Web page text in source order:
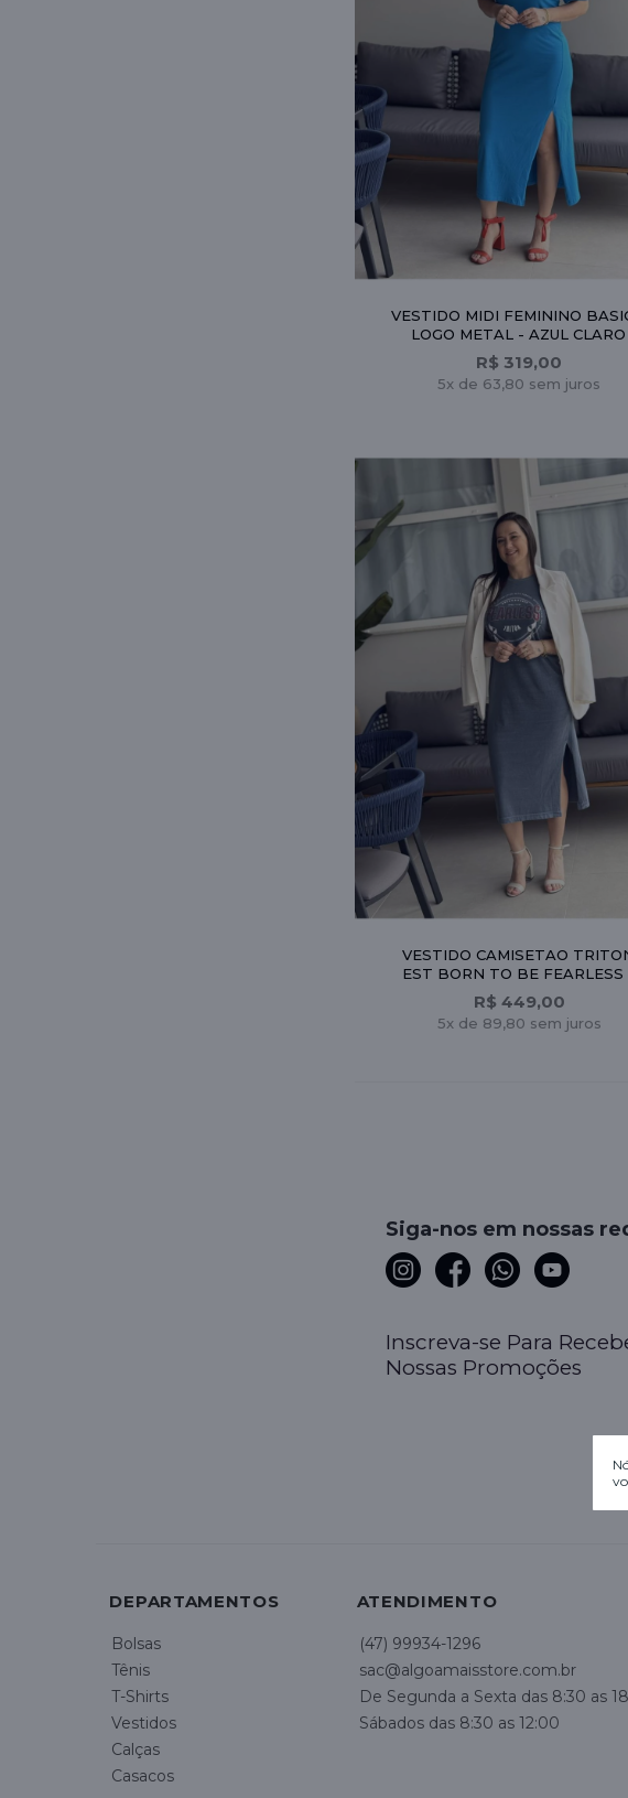
VESTIDO MIDI FEMININO
LOGO METAL - AZUL CLARO
R$ 319,00
5x de 63,80 sem juros
VESTIDO CAMISETAO
EST BORN TO BE FEARLESS
CINZA
R$ 449,00
5x de 89,80 sem juros
Siga-nos em nossas
Inscreva-se Para
Nossas Promoções
DEPARTAMENTOS
Bolsas
Tênis
T-Shirts
Vestidos
Calças
Casacos
ATENDIMENTO
(47) 99934-1296
sac@algoamaisstore.com.br
De Segunda a Sexta das 8:30 as
Sábados das 8:30 as 12:00